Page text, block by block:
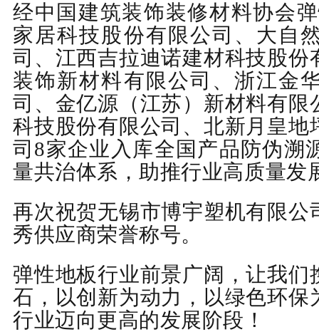
经中国建筑装饰装修材料协会
家居科技股份有限公司、大自
司、江西吉拉迪诺建材科技股份
装饰新材料有限公司、浙江金
司、金亿源（江苏）新材料有限
科技股份有限公司、北新月皇地
司 8家企业入库全国产品防伪溯
量共治体系，助推行业高质量发
再次祝贺无锡市博宇塑机有限公
秀供应商荣誉称号。
弹性地板行业前景广阔，让我们
石，以创新为动力，以绿色环保
行业迈向更高的发展阶段！